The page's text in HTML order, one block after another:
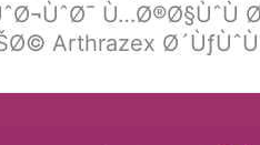
Arthrazex